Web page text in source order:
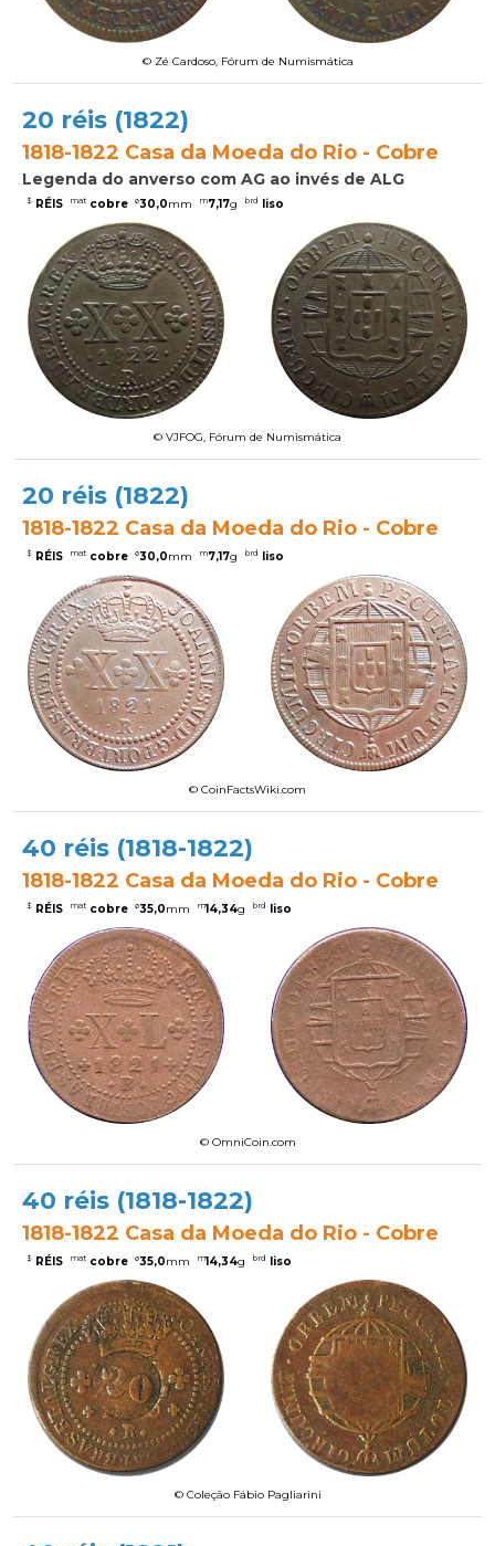
© Zé Cardoso, Fórum de Numismática
20 réis (1822)
1818-1822 Casa da Moeda do Rio - Cobre
Legenda do anverso com AG ao invés de ALG
$ RÉIS mat cobre ø30,0mm m7,17g brd liso
© VJFOG, Fórum de Numismática
20 réis (1822)
1818-1822 Casa da Moeda do Rio - Cobre
$ RÉIS mat cobre ø30,0mm m7,17g brd liso
© CoinFactsWiki.com
40 réis (1818-1822)
1818-1822 Casa da Moeda do Rio - Cobre
$ RÉIS mat cobre ø35,0mm m14,34g brd liso
© OmniCoin.com
40 réis (1818-1822)
1818-1822 Casa da Moeda do Rio - Cobre
$ RÉIS mat cobre ø35,0mm m14,34g brd liso
© Coleção Fábio Pagliarini